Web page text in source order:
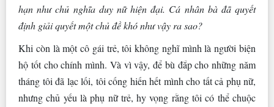
hạn như chủ nghĩa duy nữ hiện đại. Cá nhân bà đã quyết
định giải quyết một chủ đề khó như vậy ra sao?
Khi còn là một cô gái trẻ, tôi không nghĩ mình là người biện
hộ tốt cho chính mình. Và vì vậy, để bù đắp cho những năm
tháng tôi đã lạc lối, tôi cống hiến hết mình cho tất cả phụ nữ,
nhưng chủ yếu là phụ nữ trẻ, hy vọng rằng tôi có thể chuộc